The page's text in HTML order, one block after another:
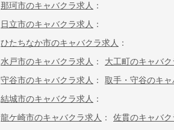
那珂市のキャバクラ求人
日立市のキャバクラ求人
ひたちなか市のキャバクラ求人
水戸市のキャバクラ求人
大工町のキャバク
守谷市のキャバクラ求人
取手・守谷のキャ
結城市のキャバクラ求人
龍ケ崎市のキャバクラ求人
佐貫のキャバク